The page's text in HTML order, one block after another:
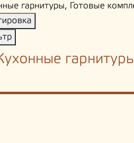
гарнитуры, Готовые